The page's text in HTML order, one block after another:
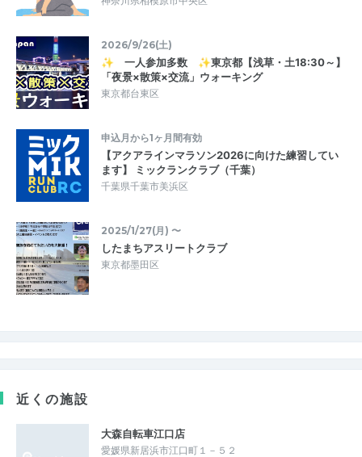
2026/9/26(土)
✨ 一人参加多数 ✨東京都【浅草・土18:30～】
「夜景×散策×交流」ウォーキング
東京都台東区
申込月から1ヶ月間有効
【アクアラインマラソン2026に向けた練習してい
ます】 ミックランクラブ（千葉）
千葉県千葉市美浜区
2025/1/27(月) 〜
したまちアスリートクラブ
東京都墨田区
近くの施設
大森自転車江口店
愛媛県新居浜市江口町１－５２